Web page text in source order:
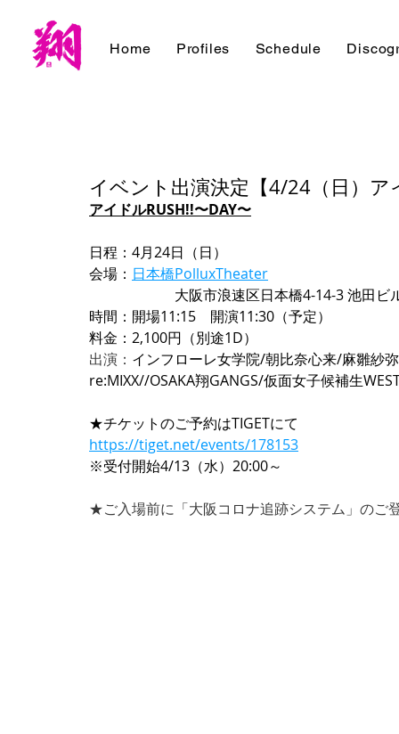
Home Profiles Schedule
イベント出演決定【4/24（日）ア
アイドルRUSH!!〜DAY〜
日程：4月24日（日）
会場： 日本橋PolluxTheater
大阪市浪速区日本橋4-14-3 池田ビル南
時間：開場11:15　開演11:30（予定）
料金：2,100円（別途1D）
出演： インフローレ女学院/朝比奈心来/麻雛紗
re:MIXX//OSAKA翔GANGS/仮面女子候補生
★チケットのご予約はTIGETにて
https://tiget.net/events/178153
※受付開始4/13（水）20:00～
★ご入場前に「大阪コロナ追跡システム」のご